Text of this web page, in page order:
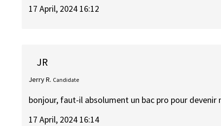
17 April, 2024 16:12
JR
Jerry R. Candidate
bonjour, faut-il absolument un bac pro pour devenir
17 April, 2024 16:14